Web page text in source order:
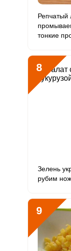
Репчатый
тонкие
8
Зелень
рубим
9